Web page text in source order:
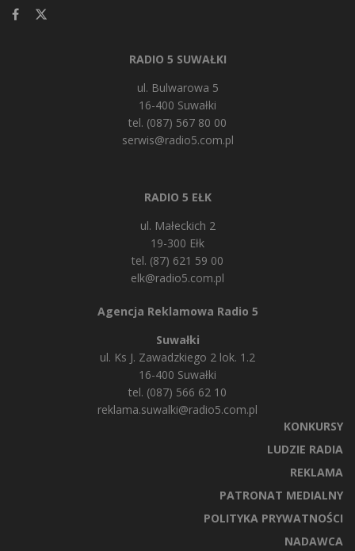
RADIO 5 SUWAŁKI
ul. Bulwarowa 5
16-400 Suwałki
tel. (087) 567 80 00
serwis@radio5.com.pl
RADIO 5 EŁK
ul. Małeckich 2
19-300 Ełk
tel. (87) 621 59 00
elk@radio5.com.pl
Agencja Reklamowa Radio 5
Suwałki
ul. Ks J. Zawadzkiego 2 lok. 1.2
16-400 Suwałki
tel. (087) 566 62 10
reklama.suwalki@radio5.com.pl
KONKURSY
LUDZIE RADIA
REKLAMA
PATRONAT MEDIALNY
POLITYKA PRYWATNOŚCI
NADAWCA